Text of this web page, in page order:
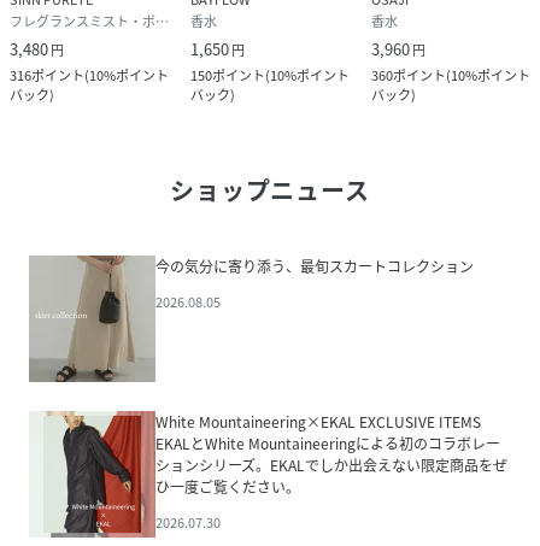
フレグランスミスト・ボディミスト
3,480円
316ポイント(10%ポイント
バック)
香水
1,650円
150ポイント(10%ポイント
バック)
香水
3,960円
360ポイント(10%ポイント
バック)
ショップニュース
今の気分に寄り添う、最旬スカートコレクション
2026.08.05
White Mountaineering×EKAL EXCLUSIVE ITEMS
EKALとWhite Mountaineeringによる初のコラボレー
ションシリーズ。EKALでしか出会えない限定商品をぜ
ひ一度ご覧ください。
2026.07.30